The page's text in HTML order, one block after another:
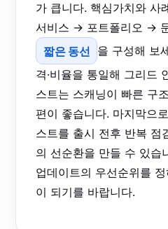
가 큽니다. 핵심가치와 사
서비스 → 포트폴리오 →
짧은 동선 을 구성해 보
격·비율을 통일해 그리드
스트는 스캐닝이 빠른 구
편이 좋습니다. 마지막으
스트를 출시 전후 반복 점
의 선순환을 만들 수 있습
업데이트의 우선순위를
이 되기를 바랍니다.